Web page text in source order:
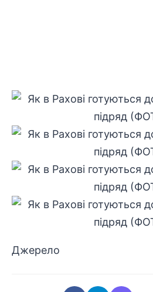
Джерело